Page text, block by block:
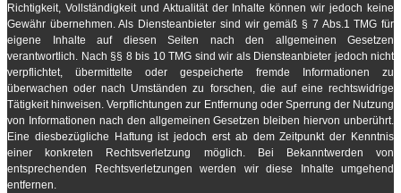
Richtigkeit, Vollständigkeit und Aktualität der Inhalte können wir jedoch keine
Gewähr übernehmen. Als Diensteanbieter sind wir gemäß § 7 Abs.1 TMG für
eigene Inhalte auf diesen Seiten nach den allgemeinen Gesetzen
verantwortlich. Nach §§ 8 bis 10 TMG sind wir als Diensteanbieter jedoch nicht
verpflichtet, übermittelte oder gespeicherte fremde Informationen zu
überwachen oder nach Umständen zu forschen, die auf eine rechtswidrige
Tätigkeit hinweisen. Verpflichtungen zur Entfernung oder Sperrung der Nutzung
von Informationen nach den allgemeinen Gesetzen bleiben hiervon unberührt.
Eine diesbezügliche Haftung ist jedoch erst ab dem Zeitpunkt der Kenntnis
einer konkreten Rechtsverletzung möglich. Bei Bekanntwerden von
entsprechenden Rechtsverletzungen werden wir diese Inhalte umgehend
entfernen.